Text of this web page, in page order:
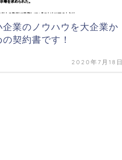
企業のノウハウを大企業か
契約書です！
2020年7月18日